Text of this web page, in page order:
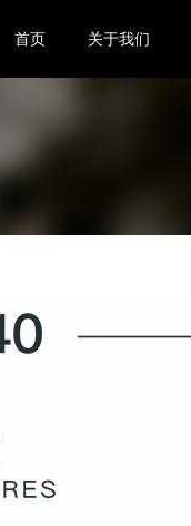
首页 关于我们